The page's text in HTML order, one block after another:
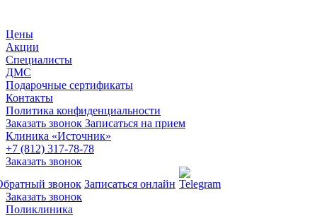
Цены
Акции
Специалисты
ДМС
Подарочные сертификаты
Контакты
Политика конфиденциальности
Заказать звонок Записаться на прием
Клиника «Источник»
+7 (812) 317-78-78
Заказать звонок
звонок Записаться онлайн
Заказать звонок
Поликлиника